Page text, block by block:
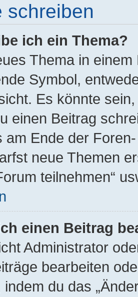
schreiben
ich ein Thema?
Thema in
Symbol,
Es könnte
einen Beitrag
am Ende der
neue Themen
teilnehmen“
einen Beitrag
Administrator
bearbeiten
indem du das